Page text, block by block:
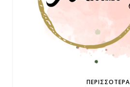
ΠΕΡΙΣΣΌΤΕΡΑ